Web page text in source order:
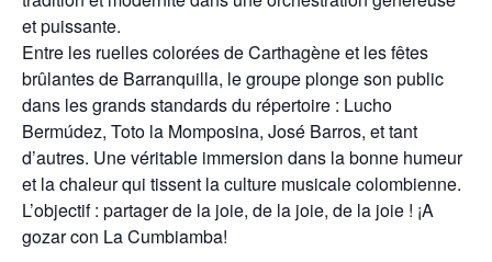
et puissante.
Entre les ruelles colorées de Carthagène et les fêtes
brûlantes de Barranquilla, le groupe plonge son public
dans les grands standards du répertoire : Lucho
Bermúdez, Toto la Momposina, José Barros, et tant
d’autres. Une véritable immersion dans la bonne humeur
et la chaleur qui tissent la culture musicale colombienne.
L’objectif : partager de la joie, de la joie, de la joie ! ¡A
gozar con La Cumbiamba!